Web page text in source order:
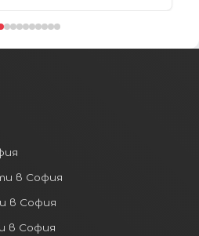
в София
в София
в София